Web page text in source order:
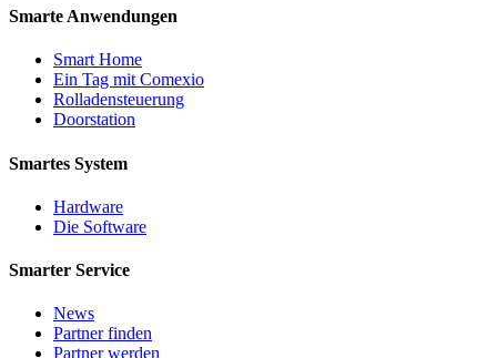
Smarte Anwendungen
Smart Home
Ein Tag mit Comexio
Rolladensteuerung
Doorstation
Smartes System
Hardware
Die Software
Smarter Service
News
Partner finden
Partner werden